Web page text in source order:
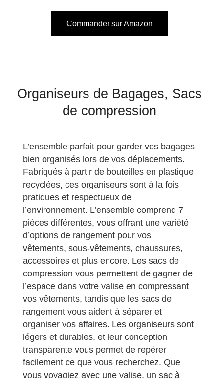
Commander sur Amazon
Organiseurs de Bagages, Sacs
de compression
L’ensemble parfait pour garder vos bagages
bien organisés lors de vos déplacements.
Fabriqués à partir de bouteilles en plastique
recyclées, ces organiseurs sont à la fois
pratiques et respectueux de
l’environnement. L’ensemble comprend 7
pièces différentes, vous offrant une variété
d’options de rangement pour vos
vêtements, sous-vêtements, chaussures,
accessoires et plus encore. Les sacs de
compression vous permettent de gagner de
l’espace dans votre valise en compressant
vos vêtements, tandis que les sacs de
rangement vous aident à séparer et
organiser vos affaires. Les organiseurs sont
légers et durables, et leur conception
transparente vous permet de repérer
facilement ce que vous recherchez. Que
vous voyagiez avec une valise, un sac à